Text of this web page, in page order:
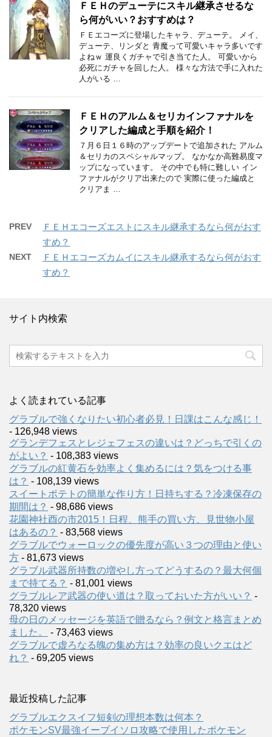
ＦＥＨのデューテにスキル継承させるな
ら何がいい？おすすめは？
ＦＥエコーズに登場したキャラ、デューテ。 メイ、
デューテ、リンダと 青魔って可愛いキャラ多いです
よねｗ 運良くガチャで引き当てた人。 可愛いから
必死にガチャを回した人。 様々な方法で手に入れた
人がいる …
ＦＥＨのアルム＆セリカインファナルを
クリアした編成と手順を紹介！
７月６日１６時のアップデートで追加された アルム
＆セリカのスペシャルマップ。 なかなか高難易度マ
ップになっています。 その中でも特に難しい イン
ファナルがクリア出来たので 実際に使った編成と
クリアま …
PREV
ＦＥＨエコーズエストにスキル継承するなら何がおす
すめ？
NEXT
ＦＥＨエコーズカムイにスキル継承するなら何がおす
すめ？
サイト内検索
よく読まれている記事
グラブルで強くなりたい初心者必見！日課はこんな感じ！
- 126,948 views
グランデフェスとレジェフェスの違いは？どっちで引くの
がよい？ - 108,383 views
グラブルの紅黄石を効率よく集めるには？気をつける事
は？ - 108,139 views
スイートポテトの簡単な作り方！日持ちする？冷凍保存の
期間は？ - 98,686 views
花園神社酉の市2015！日程、熊手の買い方、見世物小屋
はあるの？ - 83,568 views
グラブルでウォーロックの優先度が高い３つの理由と使い
方 - 81,673 views
グラブル武器所持数の増やし方ってどうするの？最大何個
まで持てる？ - 81,001 views
グラブルレア武器の使い道は？取っておいた方がいい？ -
78,320 views
母の日のメッセージを英語で贈るなら？例文と格言まとめ
ました。
- 73,463 views
グラブルで虚ろなる魄の集め方は？効率の良いクエはど
れ？ - 69,205 views
最近投稿した記事
グラブルエクスイフ短剣の理想本数は何本？
ポケモンSV最強イーブイソロ攻略で使用したポケモン